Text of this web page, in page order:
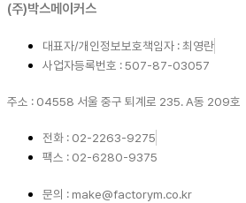
(주)박스메이커스
대표자/개인정보보호책임자 : 최영란
사업자등록번호 : 507-87-03057
주소 : 04558 서울 중구 퇴계로 235. A동 209호
전화 : 02-2263-9275
팩스 : 02-6280-9375
문의 : make@factorym.co.kr